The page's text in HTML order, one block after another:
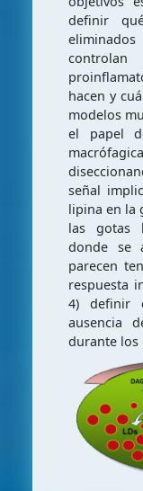
definir
controlan
hacen y
modelos
el papel
señal
lipina en la
las gotas
donde se
parecen
respuesta
4) definir
ausencia
durante los